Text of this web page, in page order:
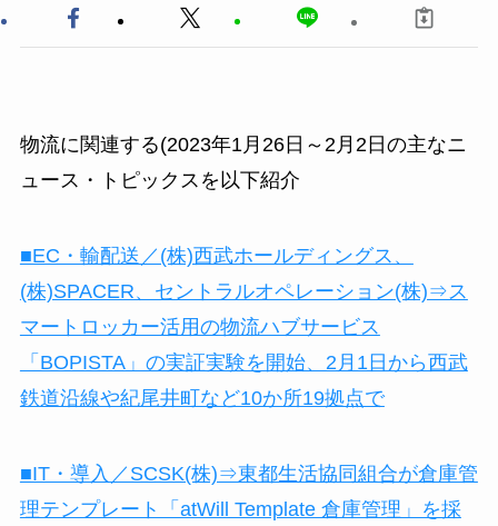
物流に関連する(2023年1月26日～2月2日の主なニ
ュース・トピックスを以下紹介
■EC・輸配送／(株)西武ホールディングス、
(株)SPACER、セントラルオペレーション(株)⇒ス
マートロッカー活用の物流ハブサービス
「BOPISTA」の実証実験を開始、2月1日から西武
鉄道沿線や紀尾井町など10か所19拠点で
■IT・導入／SCSK(株)⇒東都生活協同組合が倉庫管
理テンプレート「atWill Template 倉庫管理」を採